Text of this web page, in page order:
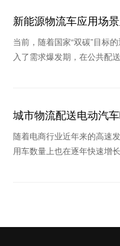
新能源物流车应用场景及发展趋
被看好
当前，随着国家“双碳”目标
入了需求爆发期，在公共配
城市物流配送电动汽
由
随着电商行业近年来的高速
用车数量上也在逐年快速增